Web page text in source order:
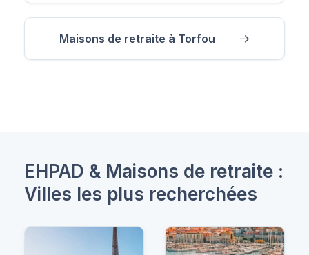
Maisons de retraite à Torfou
EHPAD & Maisons de retraite :
Villes les plus recherchées